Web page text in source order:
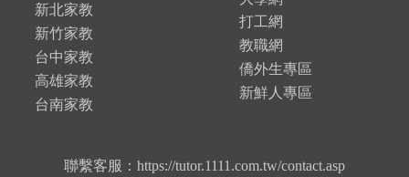
新北家教
新竹家教
台中家教
高雄家教
台南家教
打工網
教職網
僑外生專區
新鮮人專區
聯繫客服：https://tutor.1111.com.tw/contact.asp